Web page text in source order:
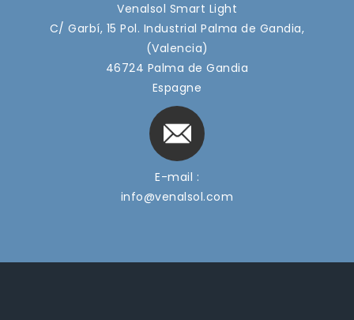
Venalsol Smart Light
C/ Garbí, 15 Pol. Industrial Palma de Gandia,
(Valencia)
46724 Palma de Gandia
Espagne
E-mail :
info@venalsol.com